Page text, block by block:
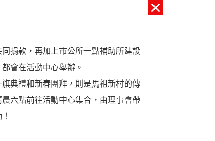
捐款，再加上市公所一點補助所建設
會在活動中心舉辦。
典禮和新春團拜，則是馬祖新村的傳
六點前往活動中心集合，由理事會帶